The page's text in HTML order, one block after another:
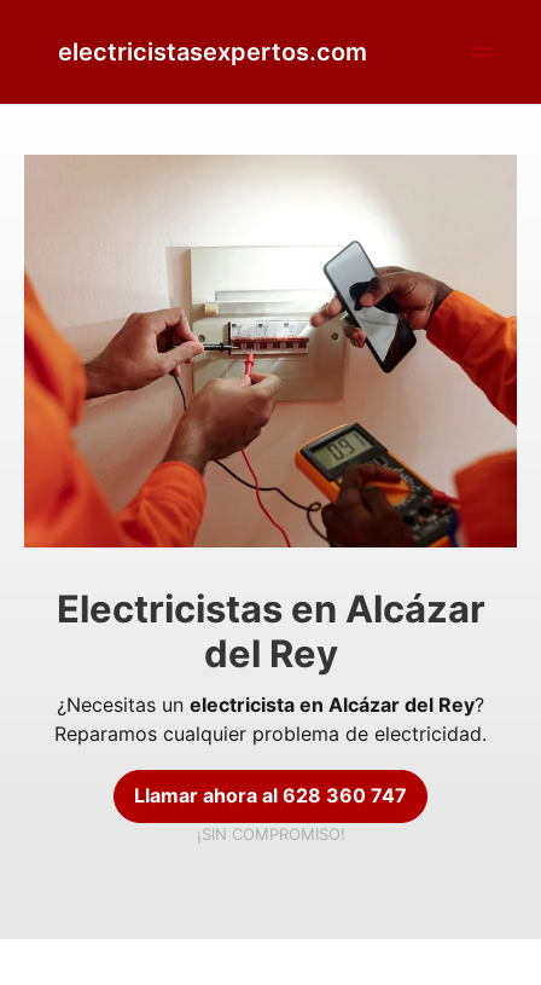
electricistasexpertos.com
Electricistas en Alcázar
del Rey
¿Necesitas un electricista en Alcázar del Rey?
Reparamos cualquier problema de electricidad.
Llamar ahora al 628 360 747
¡SIN COMPROMISO!